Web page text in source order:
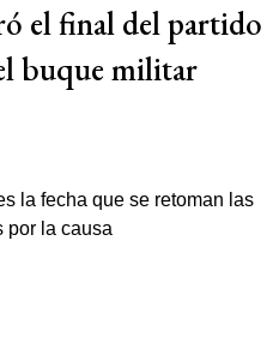
el final del partido
buque militar